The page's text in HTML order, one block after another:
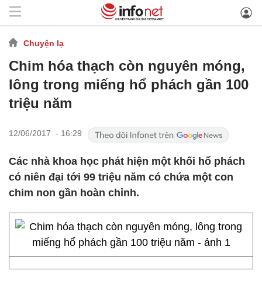
Chuyện lạ
Chim hóa thạch còn nguyên móng,
lông trong miếng hổ phách gần 100
triệu năm
12/06/2017 - 16:29
Các nhà khoa học phát hiện một khối hổ phách
có niên đại tới 99 triệu năm có chứa một con
chim non gần hoàn chỉnh.